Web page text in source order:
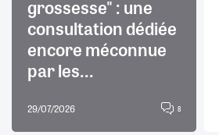
grossesse" : une
consultation dédiée
encore méconnue
par les...
29/07/2026 8